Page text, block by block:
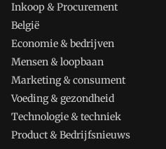
Inkoop & Procurement
België
Economie & bedrijven
Mensen & loopbaan
Marketing & consument
Voeding & gezondheid
Technologie & techniek
Product & Bedrijfsnieuws